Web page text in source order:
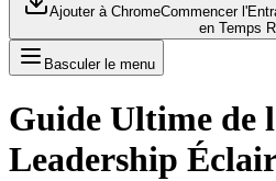
Ajouter à ChromeCommencer
en Temps
Basculer le menu
Guide Ultime de
Leadership